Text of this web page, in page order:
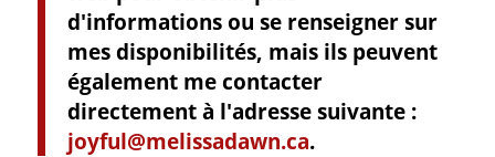
d'informations ou se renseigner sur
mes disponibilités, mais ils peuvent
également me contacter
directement à l'adresse suivante :
joyful@melissadawn.ca.